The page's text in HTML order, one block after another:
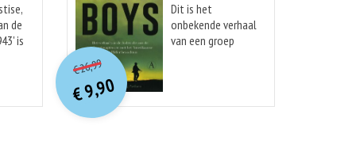
de
is
Dit is het
onbekende verhaal
van een groep
Duitsland
€26,99O
orspr
onkelijke
prijs
was:
€ 26,99.
€9,90
Huidige
prijs
is:
€ 9,90.